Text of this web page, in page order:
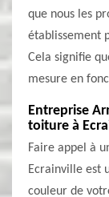
que nous les
établissement
Cela signifie
mesure en
Entreprise
toiture à
Faire appel à
Ecrainville est
couleur de